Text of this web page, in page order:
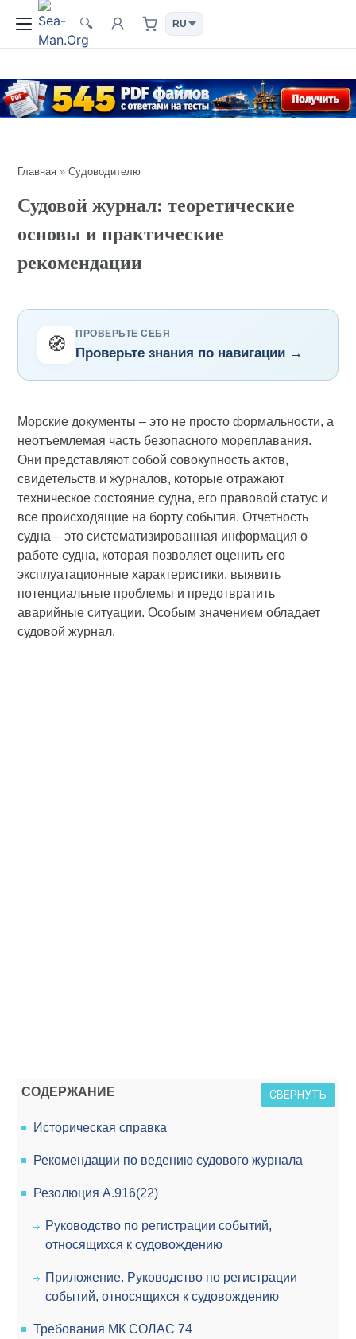
🔍
Главная »Судоводителю
Судовой журнал: теоретические
основы и практические
рекомендации
🧭 ПРОВЕРЬТЕ СЕБЯ
Проверьте знания по навигации →
Морские документы – это не просто формальности, а
неотъемлемая часть безопасного мореплавания.
Они представляют собой совокупность актов,
свидетельств и журналов, которые отражают
техническое состояние судна, его правовой статус и
все происходящие на борту события. Отчетность
судна – это систематизированная информация о
работе судна, которая позволяет оценить его
эксплуатационные характеристики, выявить
потенциальные проблемы и предотвратить
аварийные ситуации. Особым значением обладает
судовой журнал.
СОДЕРЖАНИЕ СВЕРНУТЬ
Историческая справка
Рекомендации по ведению судового журнала
Резолюция А.916(22)
Руководство по регистрации событий,
относящихся к судовождению
Приложение. Руководство по регистрации
событий, относящихся к судовождению
Требования МК СОЛАС 74